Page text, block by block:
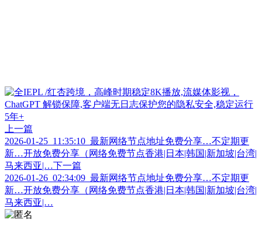
上一篇
2026-01-25_11:35:10_最新网络节点地址免费分享…不定期更
新…开放免费分享（网络免费节点香港|日本|韩国|新加坡|台湾|
马来西亚|… 下一篇
2026-01-26_02:34:09_最新网络节点地址免费分享…不定期更
新…开放免费分享（网络免费节点香港|日本|韩国|新加坡|台湾|
马来西亚|…